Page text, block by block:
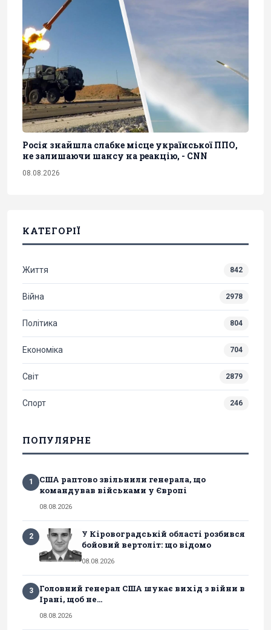
Росія знайшла слабке місце української ППО,
не залишаючи шансу на реакцію, - CNN
08.08.2026
КАТЕГОРІЇ
Життя 842
Війна 2978
Політика 804
Економіка 704
Світ 2879
Спорт 246
ПОПУЛЯРНЕ
1
США раптово звільнили генерала, що
командував військами у Європі
08.08.2026
2
У Кіровоградській області розбився
бойовий вертоліт: що відомо
08.08.2026
3
Головний генерал США шукає вихід з війни в
Ірані, щоб не...
08.08.2026